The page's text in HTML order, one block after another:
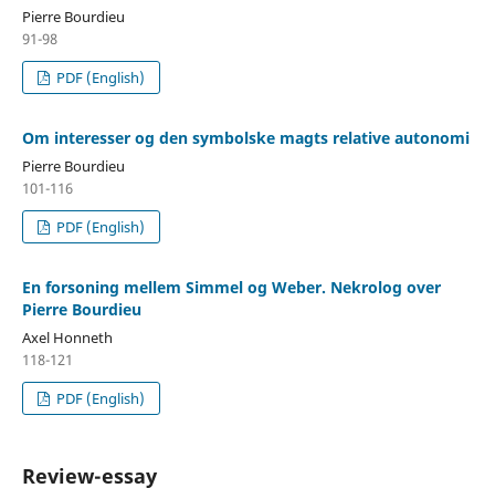
Pierre Bourdieu
91-98
PDF (English)
Om interesser og den symbolske magts relative autonomi
Pierre Bourdieu
101-116
PDF (English)
En forsoning mellem Simmel og Weber. Nekrolog over
Pierre Bourdieu
Axel Honneth
118-121
PDF (English)
Review-essay